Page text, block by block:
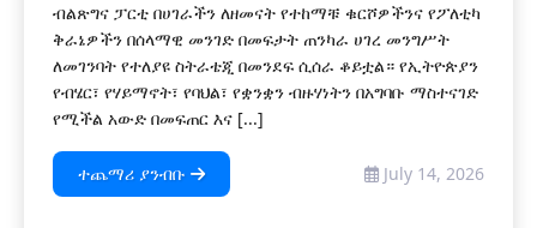
ብልጽግና ፓርቲ በሀገራችን ለዘመናት የተከማቹ ቁርሾዎችንና የፖለቲካ
ቅራኔዎችን በሰላማዊ መንገድ በመፍታት ጠንካራ ሀገረ መንግሥት
ለመገንባት የተለያዩ ስትራቴጂ በመንደፍ ሲሰራ ቆይቷል። የኢትዮጵያን
የብሄር፣ የሃይማኖት፣ የባህል፣ የቋንቋን ብዙሃነትን በአግባቡ ማስተናገድ
የሚችል አውድ በመፍጠር እና [...]
ተጨማሪ ያንብቡ July 14, 2026